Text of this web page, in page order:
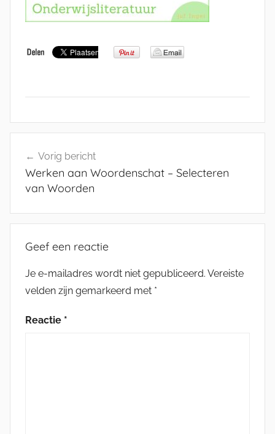
navigatie
Vorig bericht
Werken aan Woordenschat – Selecteren
van Woorden
Geef een reactie
Je e-mailadres wordt niet gepubliceerd. Vereiste
velden zijn gemarkeerd met *
Reactie *